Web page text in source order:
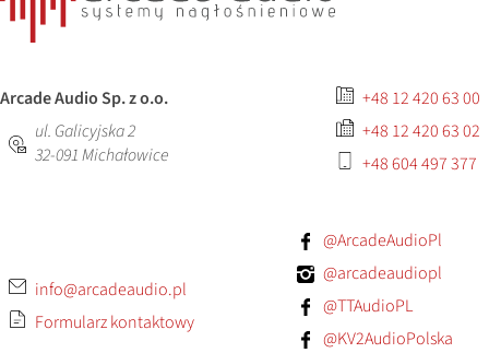
Arcade Audio Sp. z o.o.
ul. Galicyjska 2
32-091Michałowice
+48 12 420 63 00
+48 12 420 63 02
+48 604 497 377
info@arcadeaudio.pl
Formularz kontaktowy
@ArcadeAudioPl
@arcadeaudiopl
@TTAudioPL
@KV2AudioPolska